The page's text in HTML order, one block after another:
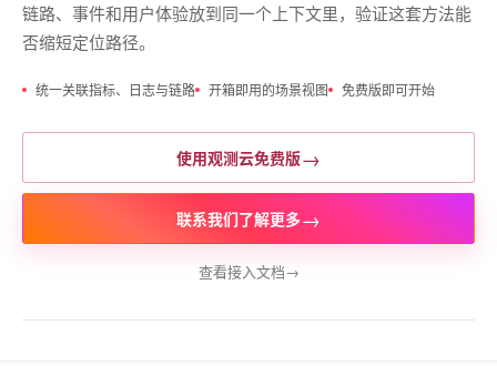
链路、事件和用户体验放到同一个上下文里，验证这套方法能
否缩短定位路径。
统一关联指标、日志与链路 开箱即用的场景视图 免费版即可开始
使用观测云免费版→
联系我们了解更多→
查看接入文档→